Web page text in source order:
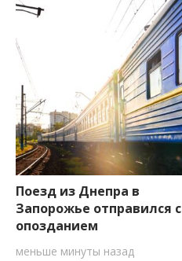
Поезд из Днепра в
Запорожье отправился с
опозданием
меньше минуты назад